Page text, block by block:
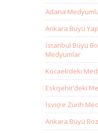
Adana
Ankara Büyü
İstanbul Büyü
Medyumlar
Kocaeli’deki
Eskişehir’deki
İsviçre Zürih
Ankara Büyü